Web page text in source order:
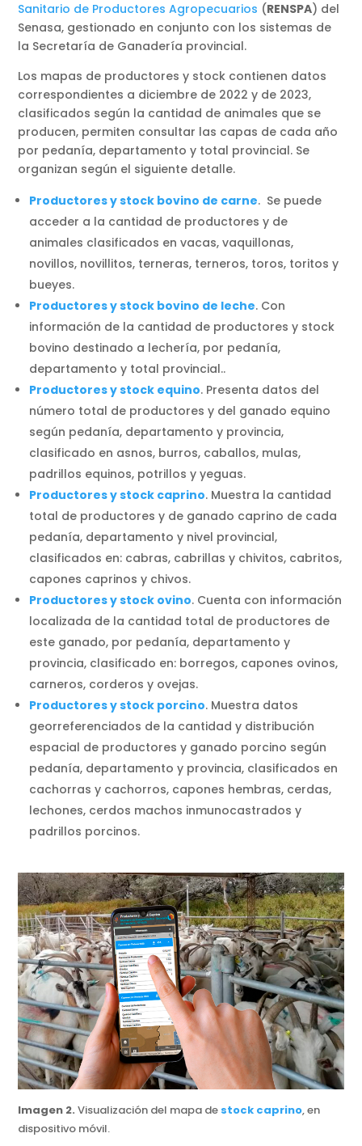
Sanitario de Productores Agropecuarios (RENSPA) del
Senasa, gestionado en conjunto con los sistemas de
la Secretaría de Ganadería provincial.
Los mapas de productores y stock contienen datos
correspondientes a diciembre de 2022 y de 2023,
clasificados según la cantidad de animales que se
producen, permiten consultar las capas de cada año
por pedanía, departamento y total provincial. Se
organizan según el siguiente detalle.
Productores y stock bovino de carne. Se puede
acceder a la cantidad de productores y de
animales clasificados en vacas, vaquillonas,
novillos, novillitos, terneras, terneros, toros, toritos y
bueyes.
Productores y stock bovino de leche. Con
información de la cantidad de productores y stock
bovino destinado a lechería, por pedanía,
departamento y total provincial..
Productores y stock equino. Presenta datos del
número total de productores y del ganado equino
según pedanía, departamento y provincia,
clasificado en asnos, burros, caballos, mulas,
padrillos equinos, potrillos y yeguas.
Productores y stock caprino. Muestra la cantidad
total de productores y de ganado caprino de cada
pedanía, departamento y nivel provincial,
clasificados en: cabras, cabrillas y chivitos, cabritos,
capones caprinos y chivos.
Productores y stock ovino. Cuenta con información
localizada de la cantidad total de productores de
este ganado, por pedanía, departamento y
provincia, clasificado en: borregos, capones ovinos,
carneros, corderos y ovejas.
Productores y stock porcino. Muestra datos
georreferenciados de la cantidad y distribución
espacial de productores y ganado porcino según
pedanía, departamento y provincia, clasificados en
cachorras y cachorros, capones hembras, cerdas,
lechones, cerdos machos inmunocastrados y
padrillos porcinos.
Imagen 2.Visualización del mapa de stock caprino, en
dispositivo móvil.